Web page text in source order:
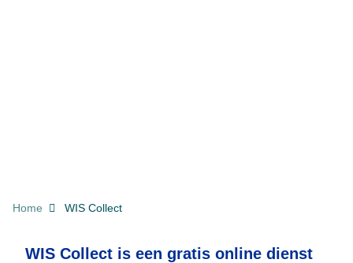
KRUIMELPAD
Home WIS Collect
WIS Collect is een gratis online dienst